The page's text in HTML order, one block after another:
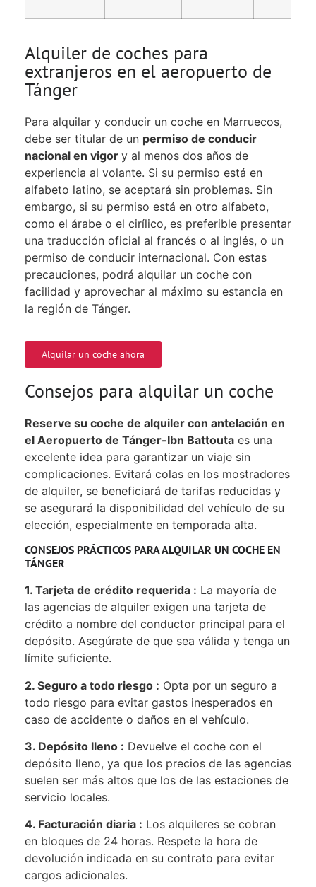
Alquiler de coches para
extranjeros en el aeropuerto de
Tánger
Para alquilar y conducir un coche en Marruecos,
debe ser titular de un permiso de conducir
nacional en vigor y al menos dos años de
experiencia al volante. Si su permiso está en
alfabeto latino, se aceptará sin problemas. Sin
embargo, si su permiso está en otro alfabeto,
como el árabe o el cirílico, es preferible presentar
una traducción oficial al francés o al inglés, o un
permiso de conducir internacional. Con estas
precauciones, podrá alquilar un coche con
facilidad y aprovechar al máximo su estancia en
la región de Tánger.
Alquilar un coche ahora
Consejos para alquilar un coche
Reserve su coche de alquiler con antelación en
el Aeropuerto de Tánger-Ibn Battouta es una
excelente idea para garantizar un viaje sin
complicaciones. Evitará colas en los mostradores
de alquiler, se beneficiará de tarifas reducidas y
se asegurará la disponibilidad del vehículo de su
elección, especialmente en temporada alta.
CONSEJOS PRÁCTICOS PARA ALQUILAR UN COCHE EN
TÁNGER
1. Tarjeta de crédito requerida : La mayoría de
las agencias de alquiler exigen una tarjeta de
crédito a nombre del conductor principal para el
depósito. Asegúrate de que sea válida y tenga un
límite suficiente.
2. Seguro a todo riesgo : Opta por un seguro a
todo riesgo para evitar gastos inesperados en
caso de accidente o daños en el vehículo.
3. Depósito lleno : Devuelve el coche con el
depósito lleno, ya que los precios de las agencias
suelen ser más altos que los de las estaciones de
servicio locales.
4. Facturación diaria : Los alquileres se cobran
en bloques de 24 horas. Respete la hora de
devolución indicada en su contrato para evitar
cargos adicionales.